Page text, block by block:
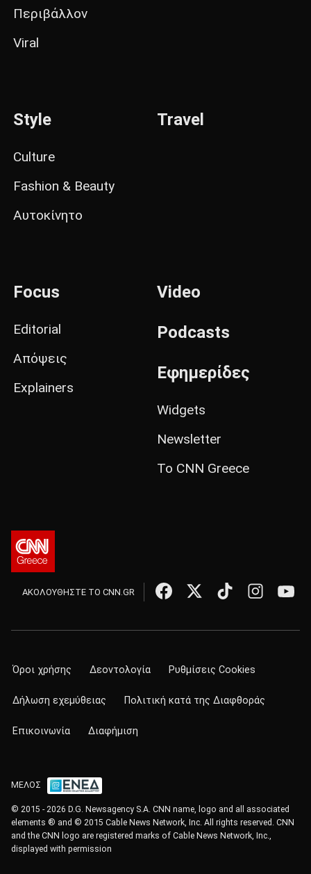
Περιβάλλον
Viral
Style
Culture
Fashion & Beauty
Αυτοκίνητο
Travel
Focus
Editorial
Απόψεις
Explainers
Video
Podcasts
Εφημερίδες
Widgets
Newsletter
Το CNN Greece
ΑΚΟΛΟΥΘΗΣΤΕ ΤΟ CNN.GR
Όροι χρήσης Δεοντολογία Ρυθμίσεις Cookies
Δήλωση εχεμύθειας Πολιτική κατά της Διαφθοράς
Επικοινωνία Διαφήμιση
ΜΕΛΟΣ
© 2015 - 2026 D.G. Newsagency S.A. CNN name, logo and all associated
elements ® and © 2015 Cable News Network, Inc. All rights reserved. CNN
and the CNN logo are registered marks of Cable News Network, Inc.,
displayed with permission